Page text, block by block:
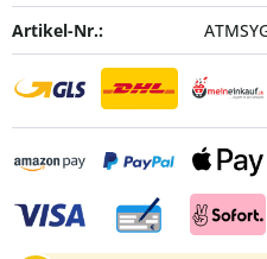
Artikel-Nr.: